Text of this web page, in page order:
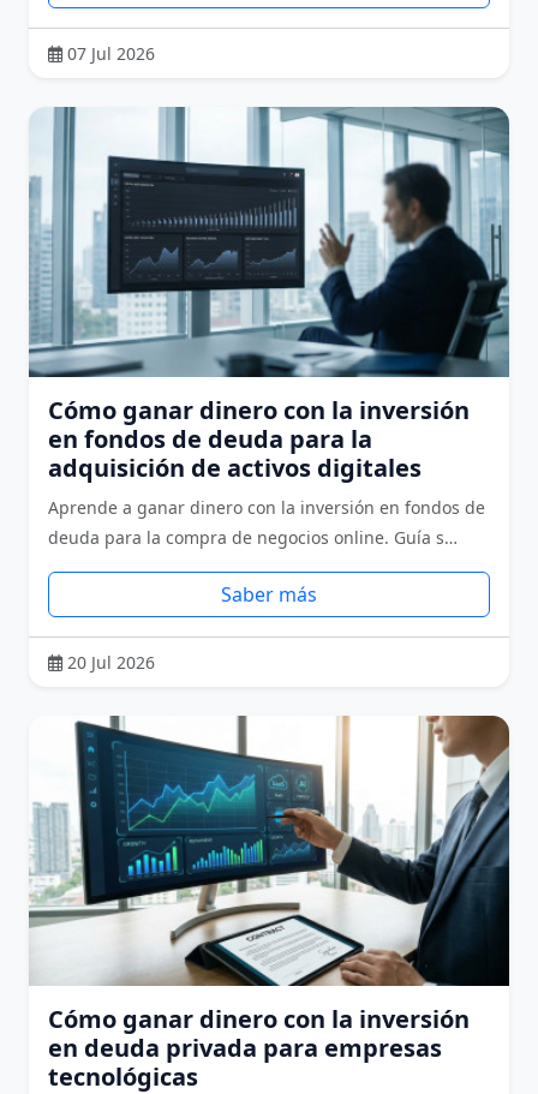
07 Jul 2026
Cómo ganar dinero con la inversión
en fondos de deuda para la
adquisición de activos digitales
Aprende a ganar dinero con la inversión en fondos de
deuda para la compra de negocios online. Guía s…
Saber más
20 Jul 2026
Cómo ganar dinero con la inversión
en deuda privada para empresas
tecnológicas